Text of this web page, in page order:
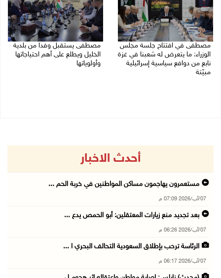
مصطفى في افتتاح جلسة مجلس
الوزراء: ما يتعرض له شعبنا في غزة
نابع من دوافع سياسية إسرائيلية
مبيّتة
مصطفى يستقبل وفدا من بلدية
الخليل ويطلع على أهم احتياجاتها
وأولوياتها
أحدث الاخبار
مستعمرون يهاجمون مساكن المواطنين في خربة الحم ...
07/آب/2026 07:09 م
بعد تجديد منع زيارات المعتقلين: أبو الحمص يدع ...
07/آب/2026 06:26 م
الرئاسة ترحب بإطلاق السعودية التحالف البحري ا ...
07/آب/2026 06:17 م